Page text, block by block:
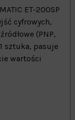
ET-200SP
cyfrowych,
(PNP,
sztuka, pasuje
wartości